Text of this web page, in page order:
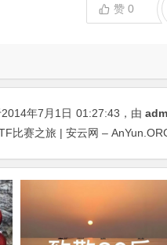
赞0
年7月1日 01:27:43 ，由
比赛之旅 | 安云网 –